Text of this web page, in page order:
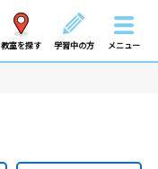
教室を探す 学習中の方 メニュー